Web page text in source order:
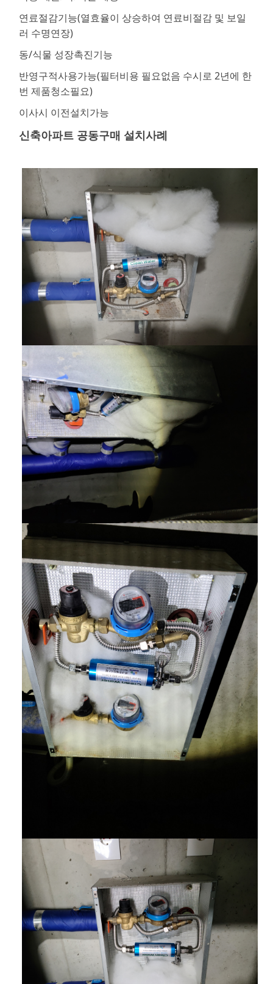
연료절감기능(열효율이 상승하여 연료비절감 및 보일
러 수명연장)
동/식물 성장촉진기능
반영구적사용가능(필터비용 필요없음 수시로 2년에 한
번 제품청소필요)
이사시 이전설치가능
신축아파트 공동구매 설치사례